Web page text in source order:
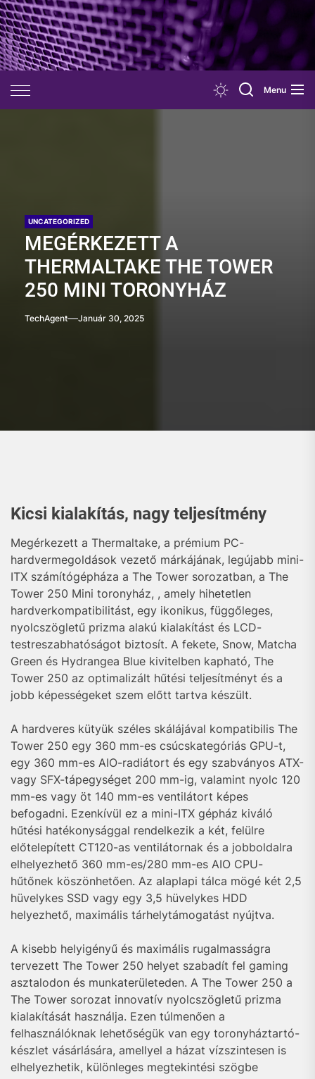
Skip
to
the
content
Menu
UNCATEGORIZED
MEGÉRKEZETT A
THERMALTAKE THE TOWER
250 MINI TORONYHÁZ
TechAgent Január 30, 2025
Kicsi kialakítás, nagy teljesítmény
Megérkezett a Thermaltake, a prémium PC-
hardvermegoldások vezető márkájának, legújabb mini-
ITX számítógépháza a The Tower sorozatban, a The
Tower 250 Mini toronyház, , amely hihetetlen
hardverkompatibilitást, egy ikonikus, függőleges,
nyolcszögletű prizma alakú kialakítást és LCD-
testreszabhatóságot biztosít. A fekete, Snow, Matcha
Green és Hydrangea Blue kivitelben kapható, The
Tower 250 az optimalizált hűtési teljesítményt és a
jobb képességeket szem előtt tartva készült.
A hardveres kütyük széles skálájával kompatibilis The
Tower 250 egy 360 mm-es csúcskategóriás GPU-t,
egy 360 mm-es AIO-radiátort és egy szabványos ATX-
vagy SFX-tápegységet 200 mm-ig, valamint nyolc 120
mm-es vagy öt 140 mm-es ventilátort képes
befogadni. Ezenkívül ez a mini-ITX gépház kiváló
hűtési hatékonysággal rendelkezik a két, felülre
előtelepített CT120-as ventilátornak és a jobboldalra
elhelyezhető 360 mm-es/280 mm-es AIO CPU-
hűtőnek köszönhetően. Az alaplapi tálca mögé két 2,5
hüvelykes SSD vagy egy 3,5 hüvelykes HDD
helyezhető, maximális tárhelytámogatást nyújtva.
A kisebb helyigényű és maximális rugalmasságra
tervezett The Tower 250 helyet szabadít fel gaming
asztalodon és munkaterületeden. A The Tower 250 a
The Tower sorozat innovatív nyolcszögletű prizma
kialakítását használja. Ezen túlmenően a
felhasználóknak lehetőségük van egy toronyháztartó-
készlet vásárlására, amellyel a házat vízszintesen is
elhelyezhetik, különleges megtekintési szögbe